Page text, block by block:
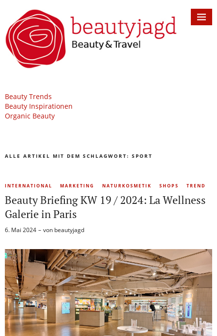
Beauty Trends
Beauty Inspirationen
Organic Beauty
ALLE ARTIKEL MIT DEM SCHLAGWORT: SPORT
INTERNATIONAL MARKETING NATURKOSMETIK SHOPS TREND
Beauty Briefing KW 19 / 2024: La Wellness
Galerie in Paris
6. Mai 2024 von beautyjagd